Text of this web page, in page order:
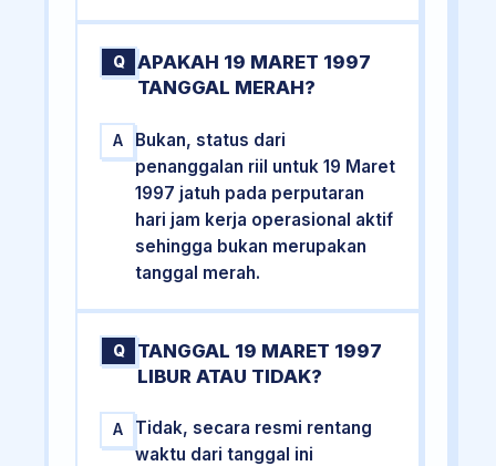
Q
APAKAH 19 MARET 1997
TANGGAL MERAH?
A
Bukan, status dari
penanggalan riil untuk 19 Maret
1997 jatuh pada perputaran
hari jam kerja operasional aktif
sehingga bukan merupakan
tanggal merah.
Q
TANGGAL 19 MARET 1997
LIBUR ATAU TIDAK?
A
Tidak, secara resmi rentang
waktu dari tanggal ini